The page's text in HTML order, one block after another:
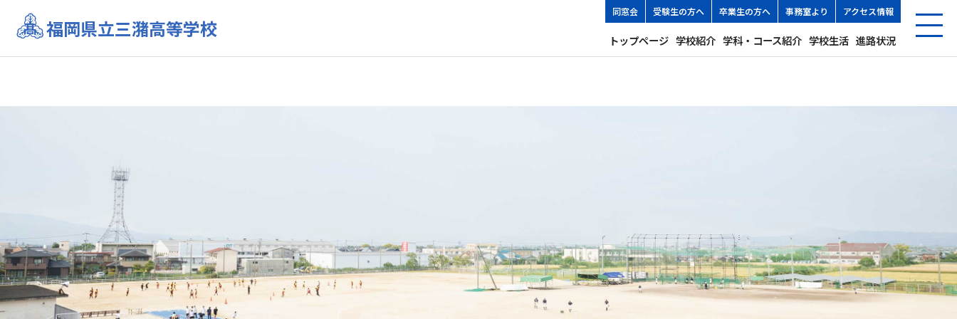
福岡県立三潴高等学校
同窓会 受験生の方へ 卒業生の方へ 事務室より アクセス情報
トップページ 学校紹介 学科・コース紹介 学校生活 進路状況